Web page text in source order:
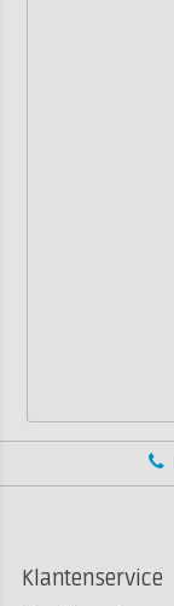
Klantenservice